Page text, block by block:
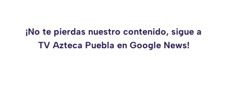
¡No te pierdas nuestro contenido, sigue a
TV Azteca Puebla en Google News!